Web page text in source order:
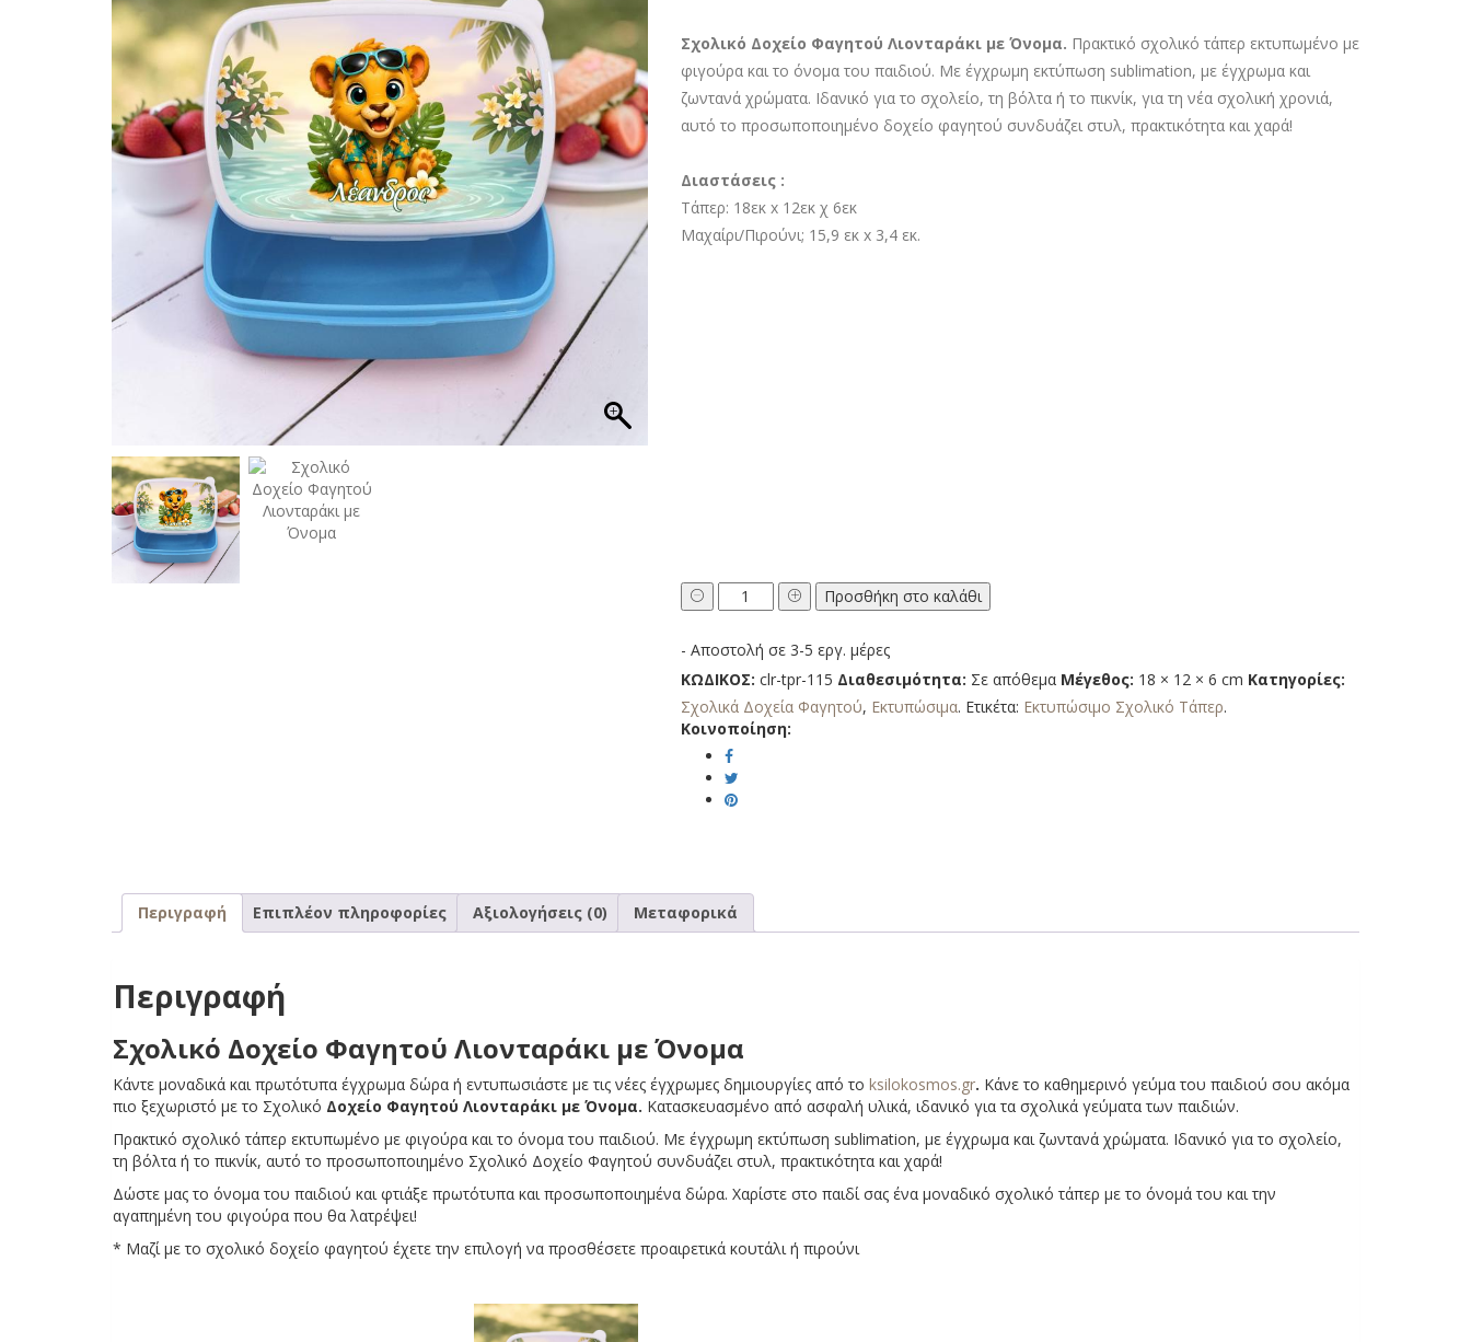
was:
16,00€.
τιμή
είναι:
13,50€.
Σχολικό Δοχείο Φαγητού Λιονταράκι με Όνομα. Πρακτικό σχολικό τάπερ εκτυπωμένο με
φιγούρα και το όνομα του παιδιού. Με έγχρωμη εκτύπωση sublimation, με έγχρωμα και
ζωντανά χρώματα. Ιδανικό για το σχολείο, τη βόλτα ή το πικνίκ, για τη νέα σχολική χρονιά,
αυτό το προσωποποιημένο δοχείο φαγητού συνδυάζει στυλ, πρακτικότητα και χαρά!
Διαστάσεις :
Τάπερ: 18εκ x 12εκ χ 6εκ
Μαχαίρι/Πιρούνι; 15,9 εκ x 3,4 εκ.
Σχολικό
Δοχείο
Λιονταράκι
με
Όνομα
ποσότητα
Προσθήκη στο καλάθι
- Αποστολή σε 3-5 εργ. μέρες
ΚΩΔΙΚΟΣ: clr-tpr-115 Διαθεσιμότητα: Σε απόθεμα Μέγεθος: 18 × 12 × 6 cm Κατηγορίες:
Σχολικά Δοχεία Φαγητού, Εκτυπώσιμα. Ετικέτα: Εκτυπώσιμο Σχολικό Τάπερ.
Κοινοποίηση:
Περιγραφή Επιπλέον πληροφορίες Αξιολογήσεις (0) Μεταφορικά
Περιγραφή
Σχολικό Δοχείο Φαγητού Λιονταράκι με Όνομα
Κάντε μοναδικά και πρωτότυπα έγχρωμα δώρα ή εντυπωσιάστε με τις νέες έγχρωμες δημιουργίες από το ksilokosmos.gr. Κάνε το καθημερινό γεύμα του παιδιού σου ακόμα
πιο ξεχωριστό με το Σχολικό Δοχείο Φαγητού Λιονταράκι με Όνομα. Κατασκευασμένο από ασφαλή υλικά, ιδανικό για τα σχολικά γεύματα των παιδιών.
Πρακτικό σχολικό τάπερ εκτυπωμένο με φιγούρα και το όνομα του παιδιού. Με έγχρωμη εκτύπωση sublimation, με έγχρωμα και ζωντανά χρώματα. Ιδανικό για το σχολείο,
τη βόλτα ή το πικνίκ, αυτό το προσωποποιημένο Σχολικό Δοχείο Φαγητού συνδυάζει στυλ, πρακτικότητα και χαρά!
Δώστε μας το όνομα του παιδιού και φτιάξε πρωτότυπα και προσωποποιημένα δώρα. Χαρίστε στο παιδί σας ένα μοναδικό σχολικό τάπερ με το όνομά του και την
αγαπημένη του φιγούρα που θα λατρέψει!
* Μαζί με το σχολικό δοχείο φαγητού έχετε την επιλογή να προσθέσετε προαιρετικά κουτάλι ή πιρούνι